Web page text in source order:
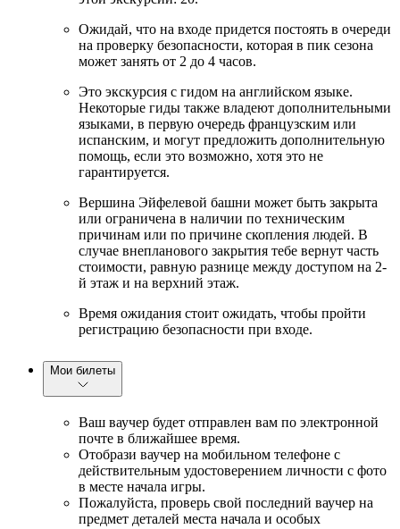
Ожидай, что на входе придется постоять в очереди
на проверку безопасности, которая в пик сезона
может занять от 2 до 4 часов.
Это экскурсия с гидом на английском языке.
Некоторые гиды также владеют дополнительными
языками, в первую очередь французским или
испанским, и могут предложить дополнительную
помощь, если это возможно, хотя это не
гарантируется.
Вершина Эйфелевой башни может быть закрыта
или ограничена в наличии по техническим
причинам или по причине скопления людей. В
случае внепланового закрытия тебе вернут часть
стоимости, равную разнице между доступом на 2-
й этаж и на верхний этаж.
Время ожидания стоит ожидать, чтобы пройти
регистрацию безопасности при входе.
Мои билеты
Ваш ваучер будет отправлен вам по электронной
почте в ближайшее время.
Отобрази ваучер на мобильном телефоне с
действительным удостоверением личности с фото
в месте начала игры.
Пожалуйста, проверь свой последний ваучер на
предмет деталей места начала и особых